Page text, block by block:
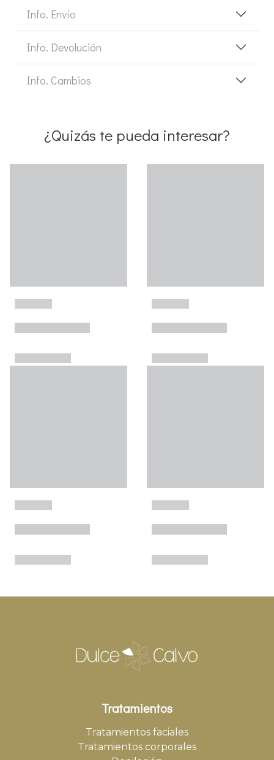
Info. Envío
Info. Devolución
Info. Cambios
¿Quizás te pueda interesar?
Tratamientos
Tratamientos faciales
Tratamientos corporales